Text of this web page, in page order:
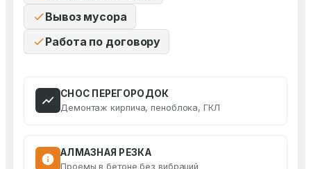
Вывоз мусора
Работа по договору
СНОС ПЕРЕГОРОДОК
Демонтаж кирпича, пеноблока, ГКЛ
АЛМАЗНАЯ РЕЗКА
Проемы в бетоне без вибраций